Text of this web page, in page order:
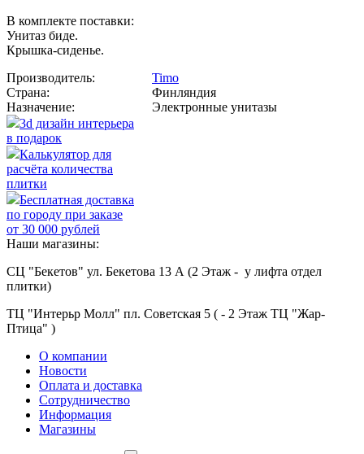
В комплекте поставки:
Унитаз биде.
Крышка-сиденье.
Производитель:
Timo
Страна:
Финляндия
Назначение:
Электронные унитазы
3d дизайн интерьера
в подарок
Калькулятор для
расчёта количества
плитки
Бесплатная доставка
по городу при заказе
от 30 000 рублей
Наши магазины:
СЦ "Бекетов" ул. Бекетова 13 А (2 Этаж - у лифта отдел
плитки)
ТЦ "Интерьр Молл" пл. Советская 5 ( - 2 Этаж ТЦ "Жар-
Птица" )
О компании
Новости
Оплата и доставка
Сотрудничество
Информация
Магазины